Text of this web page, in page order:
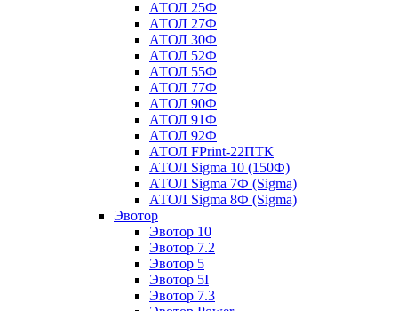
АТОЛ 25Ф
АТОЛ 27Ф
АТОЛ 30Ф
АТОЛ 52Ф
АТОЛ 55Ф
АТОЛ 77Ф
АТОЛ 90Ф
АТОЛ 91Ф
АТОЛ 92Ф
АТОЛ FPrint-22ПТК
АТОЛ Sigma 10 (150Ф)
АТОЛ Sigma 7Ф (Sigma)
АТОЛ Sigma 8Ф (Sigma)
Эвотор
Эвотор 10
Эвотор 7.2
Эвотор 5
Эвотор 5I
Эвотор 7.3